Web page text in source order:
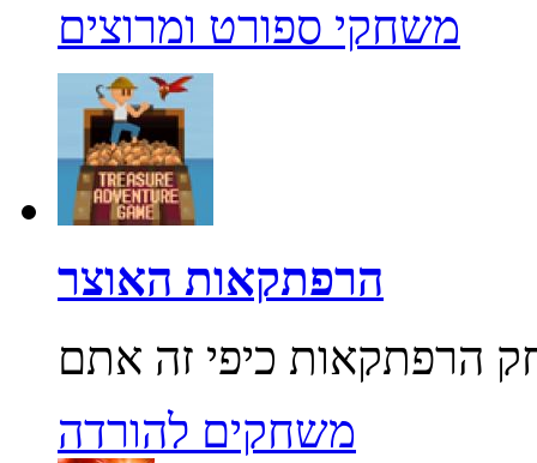
משחקי ספורט ומרוצים
הרפתקאות האוצר
משחקים להורדה